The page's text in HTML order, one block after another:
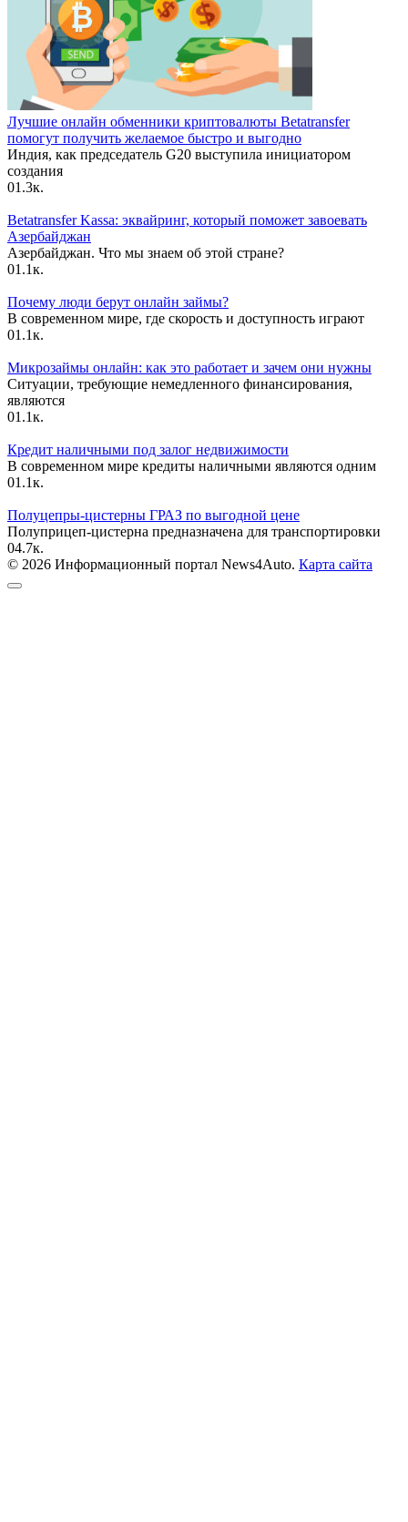
Лучшие онлайн обменники криптовалюты Betatransfer
помогут получить желаемое быстро и выгодно
Индия, как председатель G20 выступила инициатором
создания
01.3к.
Betatransfer Kassa: эквайринг, который поможет завоевать
Азербайджан
Азербайджан. Что мы знаем об этой стране?
01.1к.
Почему люди берут онлайн займы?
В современном мире, где скорость и доступность играют
01.1к.
Микрозаймы онлайн: как это работает и зачем они нужны
Ситуации, требующие немедленного финансирования,
являются
01.1к.
Кредит наличными под залог недвижимости
В современном мире кредиты наличными являются одним
01.1к.
Полуцепры-цистерны ГРАЗ по выгодной цене
Полуприцеп-цистерна предназначена для транспортировки
04.7к.
© 2026 Информационный портал News4Auto. Карта сайта